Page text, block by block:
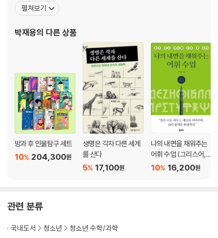
로 지구를 살리자고?》, 《지속가능한 세상을 위한 통계 이야기》, 《녹
기》, 《모든 진화
펼쳐보기
박재용의 다른 상품
방과 후 인물탐구 세트
204,300원
10%
생명은 각자 다른 세계
를 산다
17,100원
5%
나의 내면을 채워주는
어휘 수업 (그리스어,
라틴어 편)16,200원
10%
관련 분류
국내도서 청소년 청소년 수학/과학